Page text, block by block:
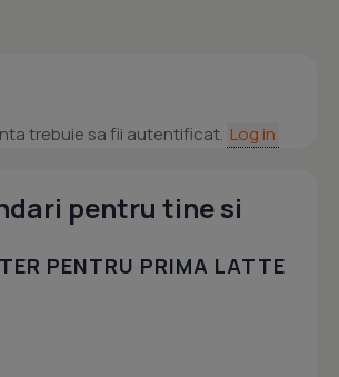
trebuie sa fii autentificat. Log in
pentru tine si
PENTRU PRIMA LATTE